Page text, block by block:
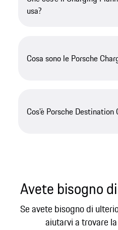
usa?
Cosa sono le Porsche
Cos'è Porsche Destination
Avete bisogno
Se avete bisogno di
aiutarvi a trovare